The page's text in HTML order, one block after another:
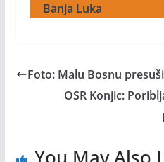
Banja Luka
Foto: Malu Bosnu
OSR Konjic: